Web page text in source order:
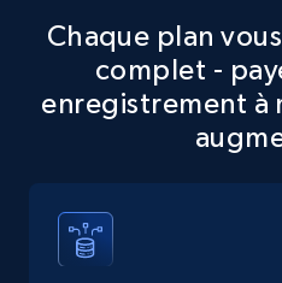
5.6K+
URL, Title, Available,
price, Final price, Discount
Chaque plan
complet -
enregistrement à